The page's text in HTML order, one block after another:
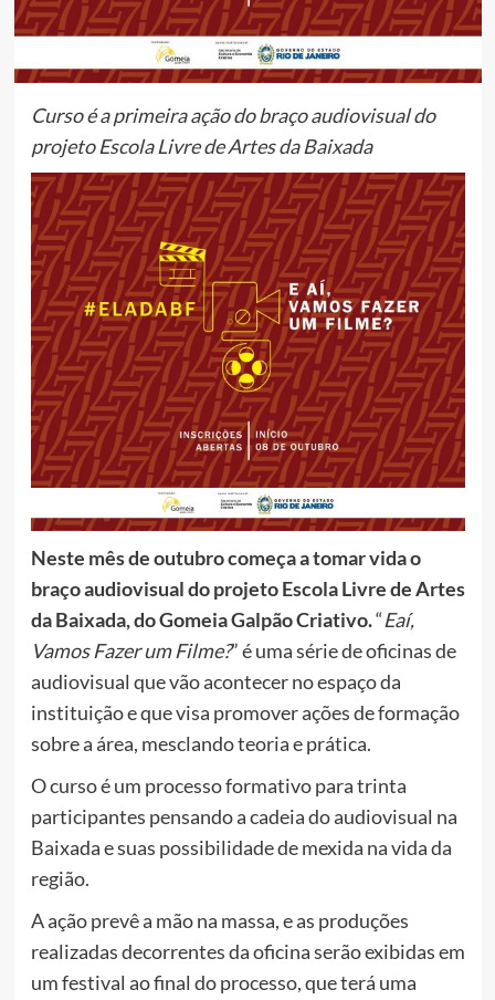
Curso é a primeira ação do braço audiovisual do
projeto Escola Livre de Artes da Baixada
Neste mês de outubro começa a tomar vida o
braço audiovisual do projeto Escola Livre de Artes
da Baixada, do Gomeia Galpão Criativo.“Eaí,
Vamos Fazer um Filme?” é uma série de oficinas de
audiovisual que vão acontecer no espaço da
instituição e que visa promover ações de formação
sobre a área, mesclando teoria e prática.
O curso é um processo formativo para trinta
participantes pensando a cadeia do audiovisual na
Baixada e suas possibilidade de mexida na vida da
região.
A ação prevê a mão na massa, e as produções
realizadas decorrentes da oficina serão exibidas em
um festival ao final do processo, que terá uma